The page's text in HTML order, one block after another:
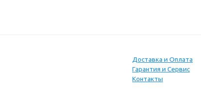
Доставка и Оплата
Гарантия и Сервис
Контакты